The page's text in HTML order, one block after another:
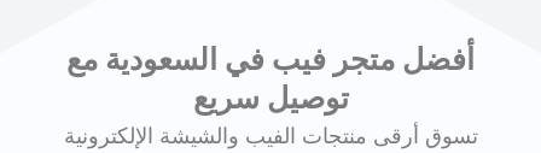
أفضل متجر فيب في السعودية مع
توصيل سريع
تسوق أرقى منتجات الفيب والشيشة الإلكترونية